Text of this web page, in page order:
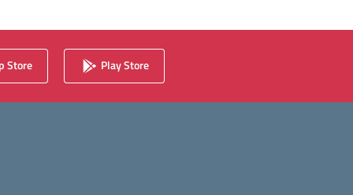
Store Play Store